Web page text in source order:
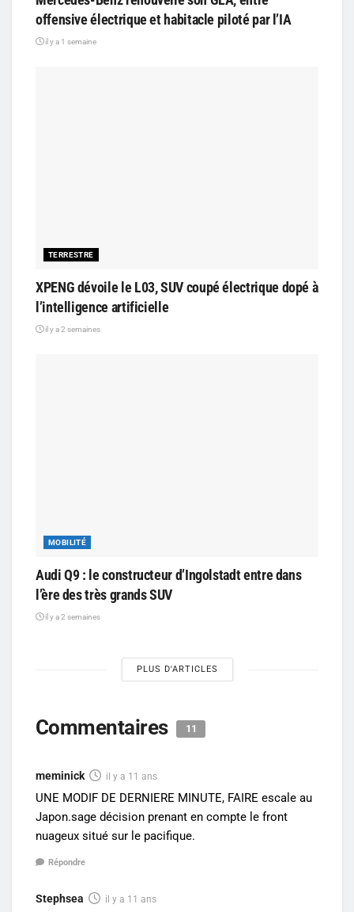
offensive électrique et habitacle piloté par l’IA
il y a 1 semaine
TERRESTRE
XPENG dévoile le L03, SUV coupé électrique dopé à
l’intelligence artificielle
il y a 2 semaines
MOBILITÉ
Audi Q9 : le constructeur d’Ingolstadt entre dans
l’ère des très grands SUV
il y a 2 semaines
PLUS D'ARTICLES
Commentaires 11
meminick il y a 11 ans
UNE MODIF DE DERNIERE MINUTE, FAIRE escale au
Japon.sage décision prenant en compte le front
nuageux situé sur le pacifique.
Répondre
Stephsea il y a 11 ans